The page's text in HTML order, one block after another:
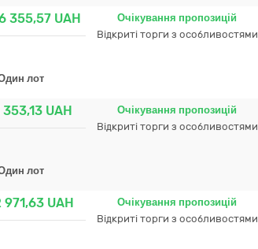
355,57 UAH
лот
Очікування пропозицій
Відкриті торги з особливостями
353,13 UAH
лот
Очікування пропозицій
Відкриті торги з особливостями
971,63 UAH
Очікування пропозицій
Відкриті торги з особливостями